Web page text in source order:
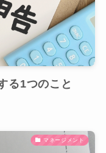
る1つのこと
マネージメント